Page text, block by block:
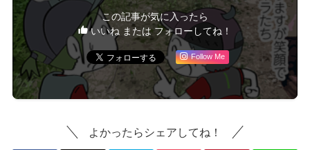
この記事が気に入ったら
いいね または フォローしてね！
Follow Me
よかったらシェアしてね！